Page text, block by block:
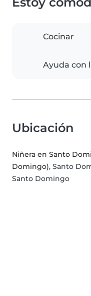
Cocinar
Ayuda con
Ubicación
Niñera en Santo
Domingo), Santo
Santo Domingo